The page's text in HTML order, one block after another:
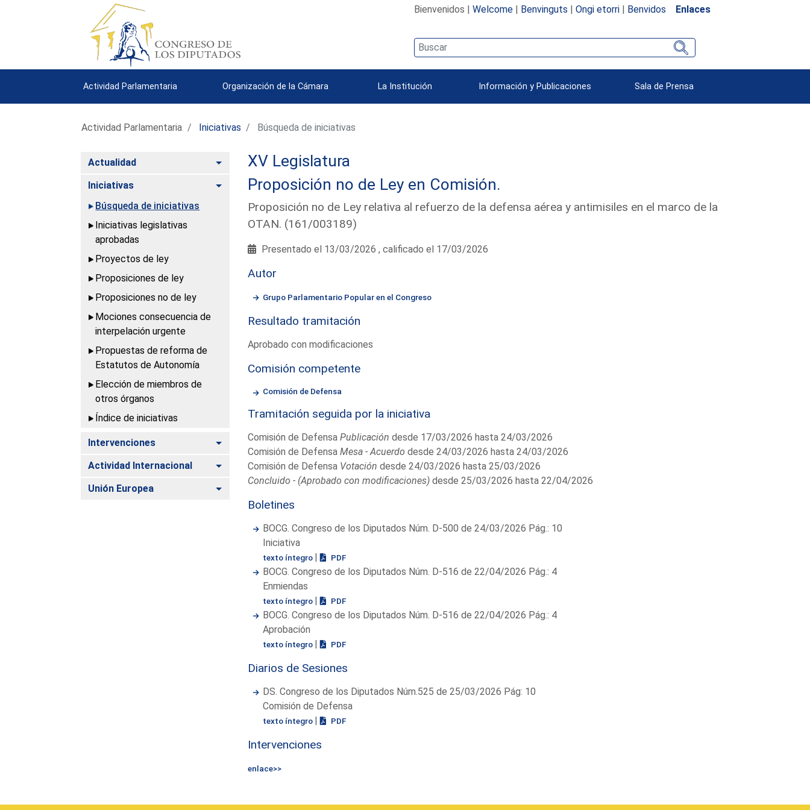
Bienvenidos | Welcome| Benvinguts | Ongi etorri| Benvidos Enlaces
Actividad Parlamentaria Organización de la Cámara La Institución Información y Publicaciones Sala de Prensa
Actividad Parlamentaria Iniciativas Búsqueda de iniciativas
Actualidad Alternar
Iniciativas
Alternar
Búsqueda de iniciativas
Iniciativas legislativas
aprobadas
Proyectos de ley
Proposiciones de ley
Proposiciones no de ley
Mociones consecuencia de
interpelación urgente
Propuestas de reforma de
Estatutos de Autonomía
Elección de miembros de
otros órganos
Índice de iniciativas
Intervenciones Alternar
Actividad Internacional Alternar
Unión Europea Alternar
XV Legislatura
Proposición no de Ley en Comisión.
Proposición no de Ley relativa al refuerzo de la defensa aérea y antimisiles en el marco de la
OTAN. (161/003189)
Presentado el 13/03/2026 , calificado el 17/03/2026
Autor
Grupo Parlamentario Popular en el Congreso
Resultado tramitación
Aprobado con modificaciones
Comisión competente
Comisión de Defensa
Tramitación seguida por la iniciativa
Comisión de Defensa Publicación desde 17/03/2026 hasta 24/03/2026
Comisión de Defensa Mesa - Acuerdo desde 24/03/2026 hasta 24/03/2026
Comisión de Defensa Votación desde 24/03/2026 hasta 25/03/2026
Concluido - (Aprobado con modificaciones)desde 25/03/2026 hasta 22/04/2026
Boletines
BOCG. Congreso de los Diputados Núm. D-500 de 24/03/2026 Pág.: 10
Iniciativa
texto íntegro | PDF
BOCG. Congreso de los Diputados Núm. D-516 de 22/04/2026 Pág.: 4
Enmiendas
texto íntegro | PDF
BOCG. Congreso de los Diputados Núm. D-516 de 22/04/2026 Pág.: 4
Aprobación
texto íntegro | PDF
Diarios de Sesiones
DS. Congreso de los Diputados Núm.525 de 25/03/2026 Pág: 10
Comisión de Defensa
texto íntegro | PDF
Intervenciones
enlace>>